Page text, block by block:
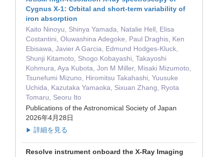
Cygnus X-1: Orbital and short-term variability of
iron absorption
Kaito Ninoyu, Shinya Yamada, Natalie Hell, Elisa
Costantini, Oluwashina Adegoke, Paul Draghis, Ken
Ebisawa, Javier A Garcia, Edmund Hodges-Kluck,
Shunji Kitamoto, Shogo Kobayashi, Takayoshi
Kohmura, Aya Kubota, Jon M Miller, Misaki Mizumoto,
Tsunefumi Mizuno, Hiromitsu Takahashi, Yuusuke
Uchida, Kazutaka Yamaoka, Sixuan Zhang, Ryota
Tomaru, Seoru Ito
Publications of the Astronomical Society of Japan
2026年4月28日
▶ 詳細を見る
Resolve instrument onboard the X-Ray Imaging